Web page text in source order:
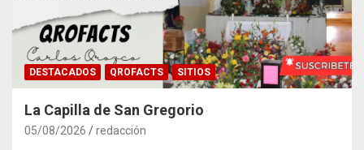
DESTACADOS QROFACTS SITIOS
La Capilla de San Gregorio
05/08/2026 redacción